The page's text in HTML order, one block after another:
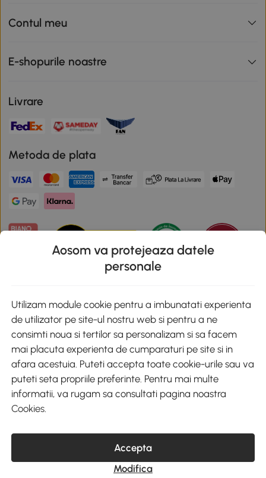
Contul meu
E-shopurile noastre
Livrare
Metoda de plata
Descarca aplicatia Aosom
Google Play
+40 312294730 clienti@aosom.ro
Romania, Bucureşti Sectorul 2, Str. Barbu Paris Mumuleanu, Nr. 30-
CUI: 49266464
COD CAEN: 4755
Reg. Com. J2023023738408
Capital Social 200
Aosom va protejeaza datele
personale
Utilizam module cookie pentru a imbunatati experienta
de utilizator pe site-ul nostru web si pentru a ne
consimti noua si tertilor sa personalizam si sa facem
mai placuta experienta de cumparaturi pe site si in
afara acestuia. Puteti accepta toate cookie-urile sau va
puteti seta propriile preferinte. Pentru mai multe
informatii, va rugam sa consultati pagina noastra
Cookies.
Accepta
Modifica